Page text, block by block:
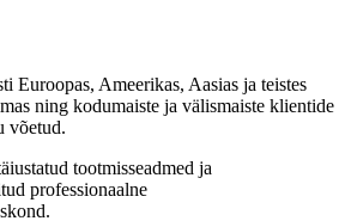
Euroopas, Ameerikas, Aasias ja teistes
ning kodumaiste ja välismaiste klientide
võetud.